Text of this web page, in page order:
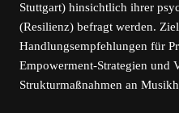
Stuttgart) hinsichtlich ihrer
(Resilienz) befragt werden.
Handlungsempfehlungen für
Empowerment-Strategien und
Strukturmaßnahmen an